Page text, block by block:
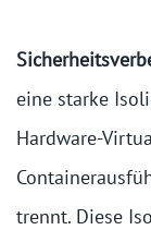
eine starke
Hardware-
trennt. Diese